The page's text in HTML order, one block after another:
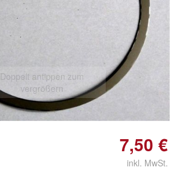
Doppelt antippen zum
vergrößern
7,50 €
inkl. MwSt.